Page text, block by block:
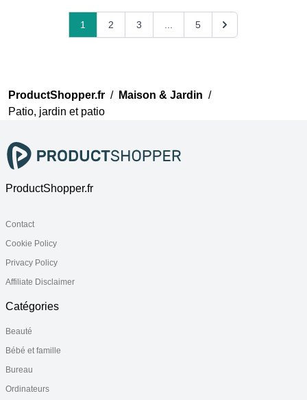
1 2 3 5
ProductShopper.fr / Maison & Jardin /
Patio, jardin et patio
ProductShopper.fr
Contact
Cookie Policy
Privacy Policy
Affiliate Disclaimer
Catégories
Beauté
Bébé et famille
Bureau
Ordinateurs